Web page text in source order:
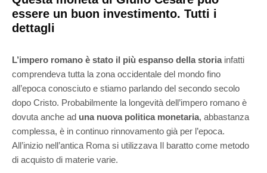
essere un buon investimento. Tutti i
dettagli
L’impero romano è stato il più espanso della storiainfatti
comprendeva tutta la zona occidentale del mondo fino
all’epoca conosciuto e stiamo parlando del secondo secolo
dopo Cristo. Probabilmente la longevità dell’impero romano è
dovuta anche ad una nuova politica monetaria, abbastanza
complessa, è in continuo rinnovamento già per l’epoca.
All’inizio nell’antica Roma si utilizzava Il baratto come metodo
di acquisto di materie varie.